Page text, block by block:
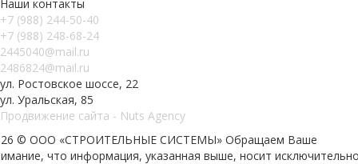
Наши контакты
+7 (988) 244-50-40
+7 (988) 248-68-24
2445040@mail.ru
2486824@mail.ru
ул. Ростовское шоссе, 22
ул. Уральская, 85
Продвижение сайта - Nuts Agency
© ООО «СТРОИТЕЛЬНЫЕ СИСТЕМЫ» Обращаем Ваше
что информация, указанная выше, носит